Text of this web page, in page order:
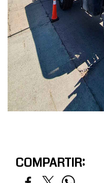
COMPARTIR: